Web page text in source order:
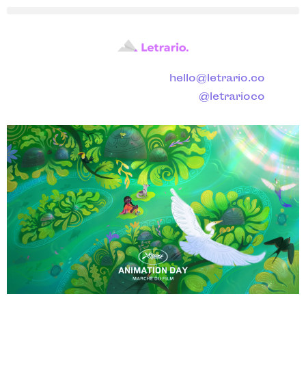
hello@letrario.co
@letrarioco